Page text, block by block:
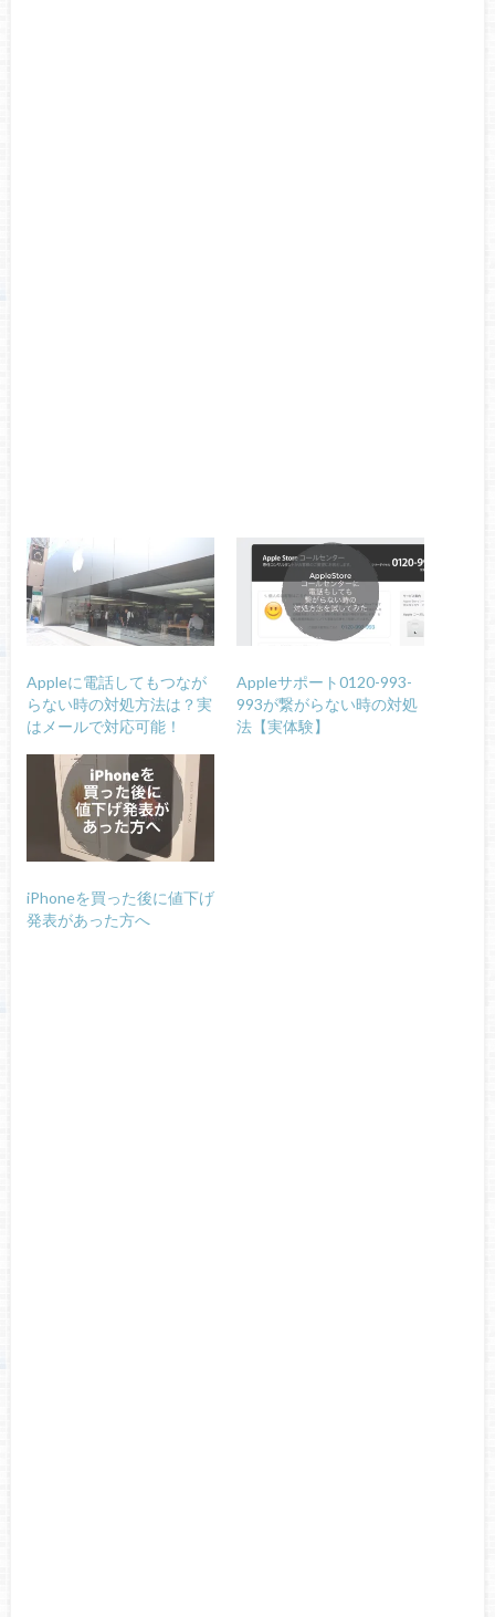
Appleに電話してもつなが
らない時の対処方法は？実
はメールで対応可能！
Appleサポート0120-993-
993が繋がらない時の対処
法【実体験】
iPhoneを買った後に値下げ
発表があった方へ